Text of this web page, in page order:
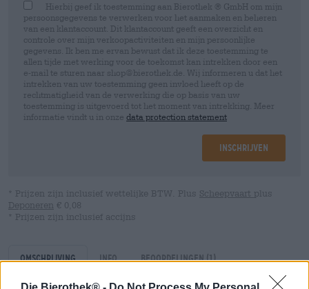
Hierbij geef ik toestemming aan Bierothek ® GmbH om mijn
persoonsgegevens te verwerken voor het aanmaken en beheren
van een klantaccount. Dit klantaccount geeft een overzicht en
controle over mijn verkoopactiviteiten en mijn persoonlijke
gegevens. Ik ben me ervan bewust dat ik deze toestemming te
allen tijde met werking voor de toekomst kan intrekken door een
e-mail te sturen naar shop@bierothek.de. Wij informeren u dat het
intrekken van uw toestemming geen invloed heeft op de
rechtmatigheid van de verwerking die op basis van uw
toestemming is uitgevoerd tot het moment van intrekking. Meer
informatie vindt u in onze data protection statement
Inschrijven
* Prijzen zijn inclusief wettelijke BTW. Plus Scheepvaart plus
Deponeren € 0,08
* Prijzen zijn inclusief accijns
Omschrijving Info Beoordelingen(1)